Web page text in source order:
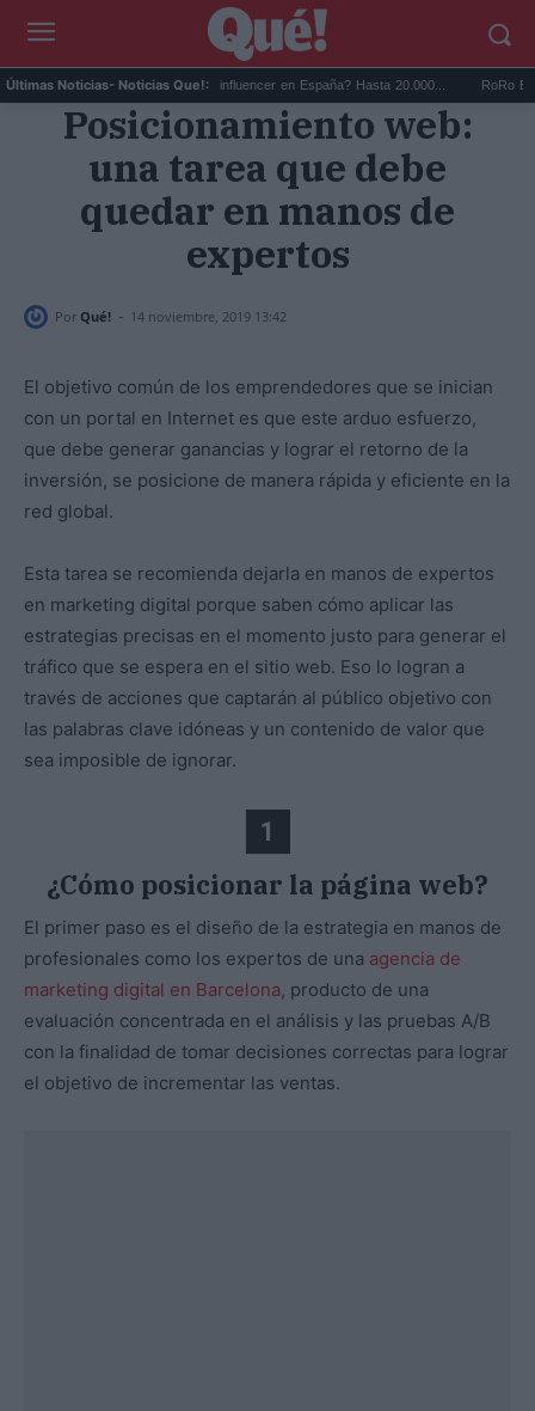
Últimas Noticias- Noticias Que!:
pro... ¿Cuánto gana un influencer en España? Hasta 20.000... RoRo
Posicionamiento web:
una tarea que debe
quedar en manos de
expertos
Por Qué! - 14 noviembre, 2019 13:42
El objetivo común de los emprendedores que se inician
con un portal en Internet es que este arduo esfuerzo,
que debe generar ganancias y lograr el retorno de la
inversión, se posicione de manera rápida y eficiente en la
red global.
Esta tarea se recomienda dejarla en manos de expertos
en marketing digital porque saben cómo aplicar las
estrategias precisas en el momento justo para generar el
tráfico que se espera en el sitio web. Eso lo logran a
través de acciones que captarán al público objetivo con
las palabras clave idóneas y un contenido de valor que
sea imposible de ignorar.
1
¿Cómo posicionar la página web?
El primer paso es el diseño de la estrategia en manos de
profesionales como los expertos de una agencia de
marketing digital en Barcelona, producto de una
evaluación concentrada en el análisis y las pruebas A/B
con la finalidad de tomar decisiones correctas para lograr
el objetivo de incrementar las ventas.